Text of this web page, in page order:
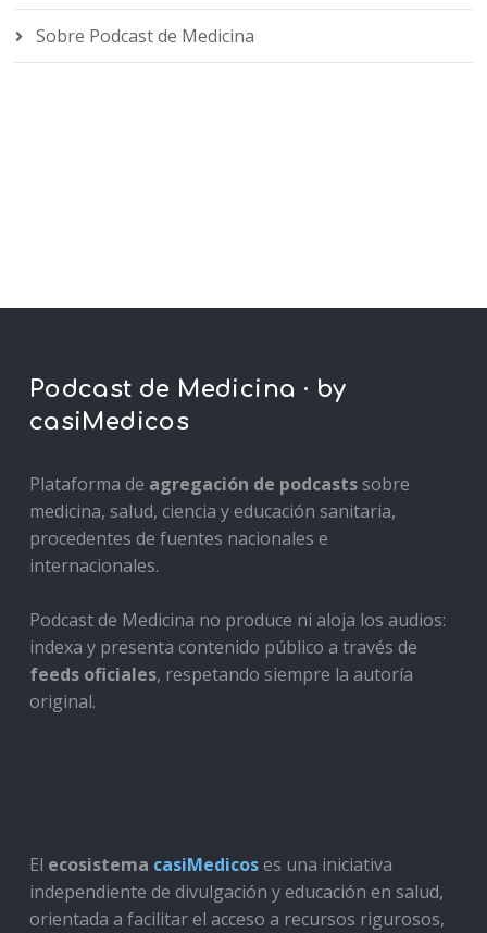
Sobre Podcast de Medicina
Podcast de Medicina · by
casiMedicos
Plataforma de agregación de podcastssobre
medicina, salud, ciencia y educación sanitaria,
procedentes de fuentes nacionales e
internacionales.
Podcast de Medicina no produce ni aloja los audios:
indexa y presenta contenido público a través de
feeds oficiales, respetando siempre la autoría
original.
El ecosistema casiMedicoses una iniciativa
independiente de divulgación y educación en salud,
orientada a facilitar el acceso a recursos rigurosos,